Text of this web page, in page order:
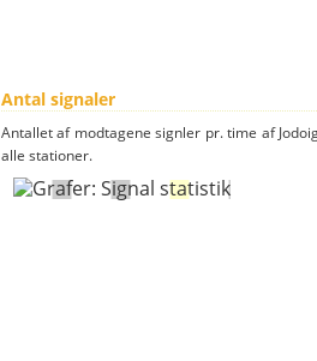
Antal signaler
Antallet af modtagene signler pr. time af
alle stationer.